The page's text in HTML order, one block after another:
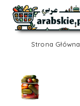
Strona Główna